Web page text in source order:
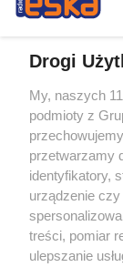
Żaden utwór
rozpowszechniany
tym także
eksploatacji w
bez pisemnej
wykorzystanie
bez właściwej
prawnie.
Drogi
My, naszych
podmioty z
przetwarzamy
identyfikatory,
urządzenie
treści, pomiar
ulepszanie